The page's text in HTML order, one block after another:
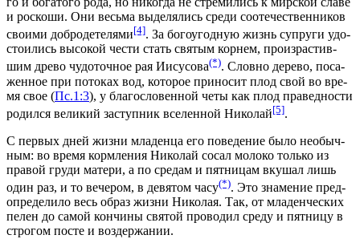
и рос­ко­ши. Они весь­ма вы­де­ля­лись сре­ди со­оте­че­ствен­ни­ков
сво­и­ми доб­ро­де­те­ля­ми[4]. За бо­го­угод­ную жизнь су­пру­ги удо­
сто­и­лись вы­со­кой че­сти стать свя­тым кор­нем, про­из­рас­тив­
шим дре­во чу­до­точ­ное рая Иису­со­ва(*). Слов­но де­ре­во, по­са­
жен­ное при по­то­ках вод, ко­то­рое при­но­сит плод свой во вре­
мя свое (Пс.1:3), у бла­го­сло­вен­ной че­ты как плод пра­вед­но­сти
ро­дил­ся ве­ли­кий за­ступ­ник все­лен­ной Ни­ко­лай[5].
С пер­вых дней жиз­ни мла­ден­ца его по­ве­де­ние бы­ло необыч­
ным: во вре­мя корм­ле­ния Ни­ко­лай со­сал мо­ло­ко толь­ко из
пра­вой гру­ди ма­те­ри, а по сре­дам и пят­ни­цам вку­шал лишь
один раз, и то ве­че­ром, в де­вя­том ча­су(*). Это зна­ме­ние пред­
опре­де­ли­ло весь об­раз жиз­ни Ни­ко­лая. Так, от мла­ден­че­ских
пе­лен до са­мой кон­чи­ны свя­той про­во­дил сре­ду и пят­ни­цу в
стро­гом по­сте и воз­дер­жа­нии.